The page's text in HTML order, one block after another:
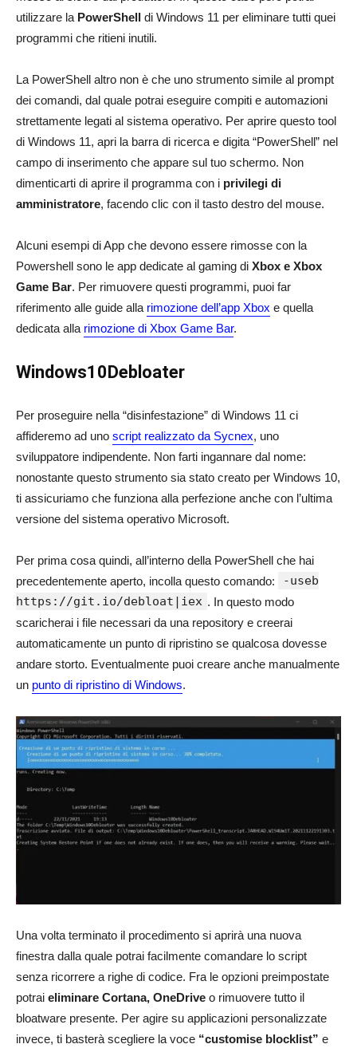
utilizzare la PowerShell di Windows 11 per eliminare tutti quei
programmi che ritieni inutili.
La PowerShell altro non è che uno strumento simile al prompt
dei comandi, dal quale potrai eseguire compiti e automazioni
strettamente legati al sistema operativo. Per aprire questo tool
di Windows 11, apri la barra di ricerca e digita “PowerShell” nel
campo di inserimento che appare sul tuo schermo. Non
dimenticarti di aprire il programma con i privilegi di
amministratore, facendo clic con il tasto destro del mouse.
Alcuni esempi di App che devono essere rimosse con la
Powershell sono le app dedicate al gaming di Xbox e Xbox
Game Bar. Per rimuovere questi programmi, puoi far
riferimento alle guide alla rimozione dell’app Xbox e quella
dedicata alla rimozione di Xbox Game Bar.
Windows10Debloater
Per proseguire nella “disinfestazione” di Windows 11 ci
affideremo ad uno script realizzato da Sycnex, uno
sviluppatore indipendente. Non farti ingannare dal nome:
nonostante questo strumento sia stato creato per Windows 10,
ti assicuriamo che funziona alla perfezione anche con l’ultima
versione del sistema operativo Microsoft.
Per prima cosa quindi, all’interno della PowerShell che hai
precedentemente aperto, incolla questo comando:
-useb
https://git.io/debloat|iex . In questo modo
scaricherai i file necessari da una repository e creerai
automaticamente un punto di ripristino se qualcosa dovesse
andare storto. Eventualmente puoi creare anche manualmente
un punto di ripristino di Windows.
Una volta terminato il procedimento si aprirà una nuova
finestra dalla quale potrai facilmente comandare lo script
senza ricorrere a righe di codice. Fra le opzioni preimpostate
potrai eliminare Cortana, OneDrive o rimuovere tutto il
bloatware presente. Per agire su applicazioni personalizzate
invece, ti basterà scegliere la voce “customise blocklist” e